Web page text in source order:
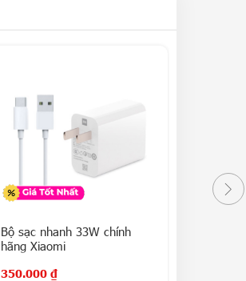
Bộ sạc nhanh 33W chính
hãng Xiaomi
350.000 ₫